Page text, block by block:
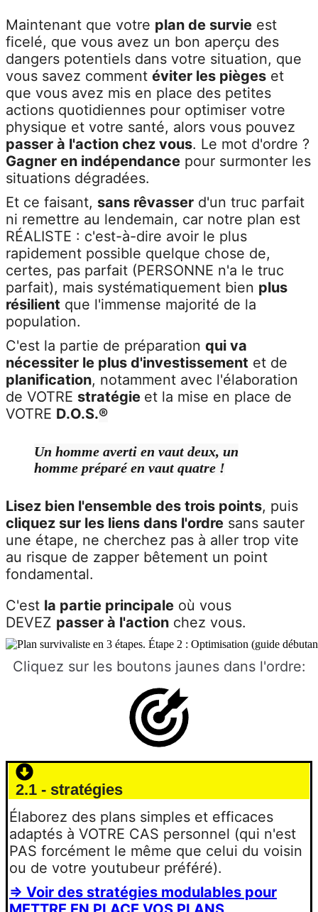
Maintenant que votre plan de survie est
ficelé, que vous avez un bon aperçu des
dangers potentiels dans votre situation, que
vous savez comment éviter les pièges et
que vous avez mis en place des petites
actions quotidiennes pour optimiser votre
physique et votre santé, alors vous pouvez
passer à l'action chez vous. Le mot d'ordre ?
Gagner en indépendance pour surmonter les
situations dégradées.
Et ce faisant, sans rêvasser d'un truc parfait
ni remettre au lendemain, car notre plan est
RÉALISTE : c'est-à-dire avoir le plus
rapidement possible quelque chose de,
certes, pas parfait (PERSONNE n'a le truc
parfait), mais systématiquement bien plus
résilient que l'immense majorité de la
population.
C'est la partie de préparation qui va
nécessiter le plus d'investissement et de
planification, notamment avec l'élaboration
de VOTRE stratégie et la mise en place de
VOTRE D.O.S.®
Un homme averti en vaut deux, un
homme préparé en vaut quatre !
Lisez bien l'ensemble des trois points, puis
cliquez sur les liens dans l'ordre sans sauter
une étape, ne cherchez pas à aller trop vite
au risque de zapper bêtement un point
fondamental.
C'est la partie principale où vous
DEVEZ passer à l'action chez vous.
Cliquez sur les boutons jaunes dans l'ordre:
2.1 - stratégies
Élaborez des plans simples et efficaces
adaptés à VOTRE CAS personnel (qui n'est
PAS forcément le même que celui du voisin
ou de votre youtubeur préféré).
=> Voir des stratégies modulables pour